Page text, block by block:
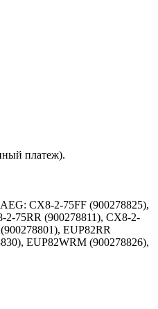
платеж).
CX8-2-75FF (900278825),
75RR (900278811), CX8-2-
EUP82RR
EUP82WRM (900278826),